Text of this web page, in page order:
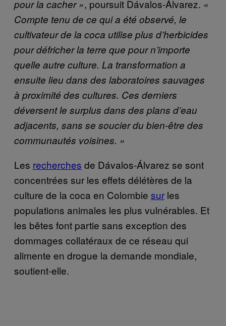
pour la cacher », poursuit Dávalos-Álvarez. «
Compte tenu de ce qui a été observé, le
cultivateur de la coca utilise plus d’herbicides
pour défricher la terre que pour n’importe
quelle autre culture. La transformation a
ensuite lieu dans des laboratoires sauvages
à proximité des cultures. Ces derniers
déversent le surplus dans des plans d’eau
adjacents, sans se soucier du bien-être des
communautés voisines. »
Les recherches de Dávalos-Álvarez se sont
concentrées sur les effets délétères de la
culture de la coca en Colombie sur les
populations animales les plus vulnérables. Et
les bêtes font partie sans exception des
dommages collatéraux de ce réseau qui
alimente en drogue la demande mondiale,
soutient-elle.